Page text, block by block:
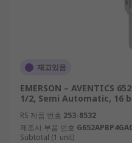
재고있음
EMERSON – AVENTICS
1/2, Semi Automatic, 16
RS 제품 번호 253-8532
제조사 부품 번호
Subtotal (1 unit)